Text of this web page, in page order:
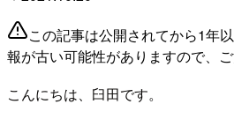
この記事は公開されてから1年
報が古い可能性がありますので、ご
こんにちは、臼田です。